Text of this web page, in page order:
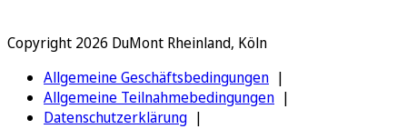
Copyright 2026 DuMont Rheinland, Köln
Allgemeine Geschäftsbedingungen
Allgemeine Teilnahmebedingungen
Datenschutzerklärung